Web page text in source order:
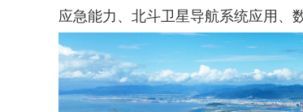
应急能力、北斗卫星导航系统应用、